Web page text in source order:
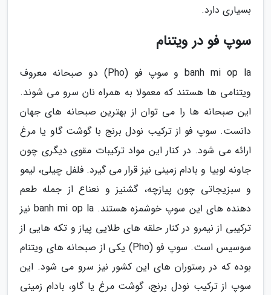
بسیاری دارد.
سوپ فو در ویتنام
banh mi op la و سوپ فو (Pho) دو صبحانه معروف
ویتنامی ها هستند که معمولا به همراه نان سرو می شوند.
این صبحانه ها را می توان از بهترین صبحانه های جهان
دانست. سوپ فو از ترکیب نودل برنج با گوشت گاو یا مرغ
ارائه می شود. در کنار این مواد ترکیبات مقوی دیگری چون
جاونه لوبیا و بادام زمینی نیز قرار می گیرد. فلفل چیلی، لیمو
و سبزیجاتی چون پیازچه، گشنیز و نعناع از جمله طعم
دهنده های این سوپ خوشمزه هستند. banh mi op la نیز
ترکیبی از نیمرو در کنار حلقه های طلایی پیاز و تکه هایی از
سوسیس است. سوپ فو (Pho) یکی از صبحانه های ویتنام
بوده که در رستوران های این کشور نیز سرو می شود. این
سوپ از ترکیب نودل برنج، گوشت مرغ یا گاو، بادام زمینی